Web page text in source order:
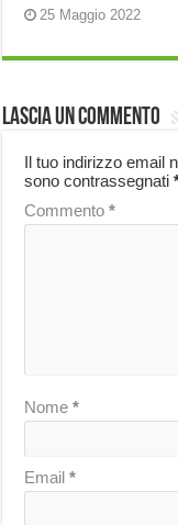
25 Maggio 2022
Lascia un commento
Il tuo indirizzo email
sono contrassegnati
Commento*
Nome*
Email*